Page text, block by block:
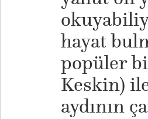
hayat
popüler
Keskin)
aydının